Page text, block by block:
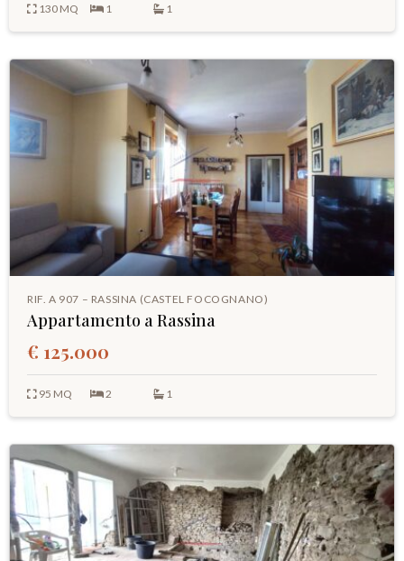
130 MQ 1 1
RIF. A 907 – RASSINA (CASTEL FOCOGNANO)
Appartamento a Rassina
€ 125.000
95 MQ 2 1